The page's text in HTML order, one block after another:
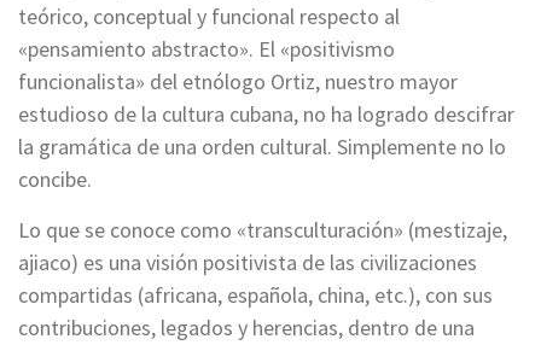
teórico, conceptual y funcional respecto al
«pensamiento abstracto». El «positivismo
funcionalista» del etnólogo Ortiz, nuestro mayor
estudioso de la cultura cubana, no ha logrado descifrar
la gramática de una orden cultural. Simplemente no lo
concibe.
Lo que se conoce como «transculturación» (mestizaje,
ajiaco) es una visión positivista de las civilizaciones
compartidas (africana, española, china, etc.), con sus
contribuciones, legados y herencias, dentro de una